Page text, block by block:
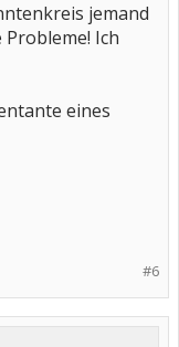
jemand
Ich
eines
#6